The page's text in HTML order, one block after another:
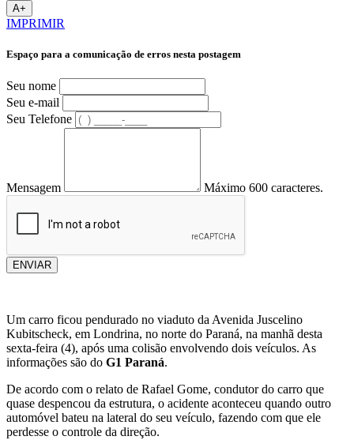
A+
IMPRIMIR
Espaço para a comunicação de erros nesta postagem
Seu nome
Seu e-mail
Seu Telefone
Mensagem Máximo 600 caracteres.
ENVIAR
Um carro ficou pendurado no viaduto da Avenida Juscelino
Kubitscheck, em Londrina, no norte do Paraná, na manhã desta
sexta-feira (4), após uma colisão envolvendo dois veículos. As
informações são do G1 Paraná.
De acordo com o relato de Rafael Gome, condutor do carro que
quase despencou da estrutura, o acidente aconteceu quando outro
automóvel bateu na lateral do seu veículo, fazendo com que ele
perdesse o controle da direção.